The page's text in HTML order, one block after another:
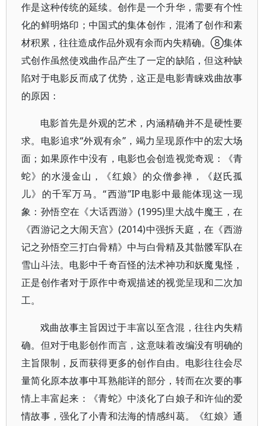
作是这种传统的延续。创作是一个升华，需要有个性
化的鲜明烙印；中国式的集体创作，混淆了创作和素
材积累，往往造成作品外观有余而内失精确。⑧集体
式创作虽然使戏曲作品产生了一定的缺陷，但这种缺
陷对于电影反而成了优势，这正是电影青睐戏曲故事
的原因：
电影首先是外观的艺术，内涵精确并不是硬性要
求。电影追求“外观有余”，竭力呈现原作中的宏大场
面；如果原作中没有，电影也会创造视觉奇观：《青
蛇》的水漫金山，《红娘》的众僧参禅，《赵氏孤
儿》的千军万马。“西游”IP电影中最能体现这一现
象：孙悟空在《大话西游》(1995)里大战牛魔王，在
《西游记之大闹天宫》(2014)中强拆天庭，在《西游
记之孙悟空三打白骨精》中与白骨精及其骷髅军队在
雪山斗法。电影中千奇百怪的法术神功和妖魔鬼怪，
正是创作者对于原作中奇观描述的视觉呈现和二次加
工。
戏曲故事主旨因过于丰富以至含混，往往内失精
确。但对于电影创作而言，这意味着改编没有明确的
主旨限制，反而获得更多的创作自由。电影往往会尽
量简化原本故事中耳熟能详的部分，转而在次要的事
情上丰富起来：《青蛇》中淡化了白娘子和许仙的爱
情故事，强化了小青和法海的情感纠葛。《红娘》通